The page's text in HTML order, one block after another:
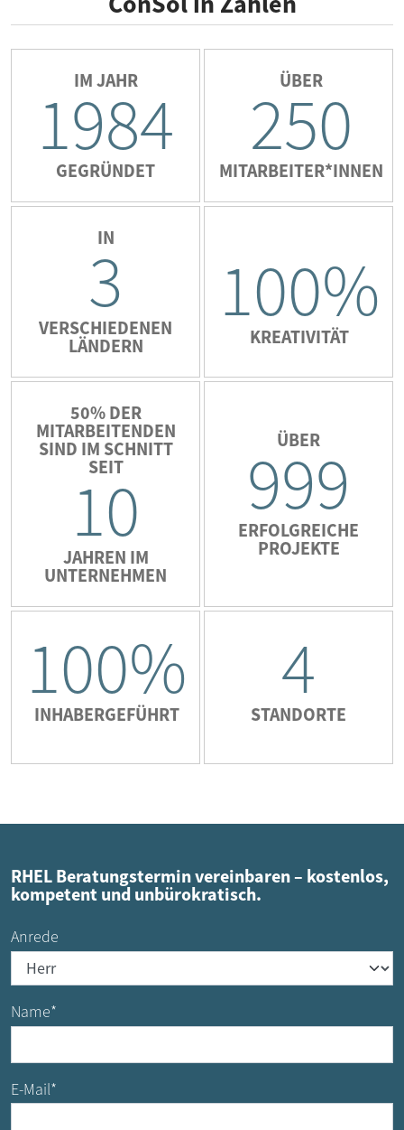
IM JAHR
1984
GEGRÜNDET
ÜBER
250
MITARBEITER*INNEN
IN
3
VERSCHIEDENEN
LÄNDERN
100%
KREATIVITÄT
50% DER
MITARBEITENDEN
SIND IM SCHNITT
SEIT
10
JAHREN IM
UNTERNEHMEN
ÜBER
999
ERFOLGREICHE
PROJEKTE
100%
INHABERGEFÜHRT
4
STANDORTE
RHEL Beratungstermin vereinbaren – kostenlos,
kompetent und unbürokratisch.
Anrede
Name*
E-Mail*